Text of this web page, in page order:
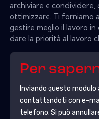
archiviare e condividere,
ottimizzare. Ti forniamo
gestire meglio il lavoro
dare la priorità al lavoro
Per
Inviando questo
contattandoti con e-
telefono. Si può